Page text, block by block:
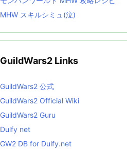
MHW スキルシミュ(泣)
GuildWars2 Links
GuildWars2 公式
GuildWars2 Official Wiki
GuildWars2 Guru
Dulfy net
GW2 DB for Dulfy.net